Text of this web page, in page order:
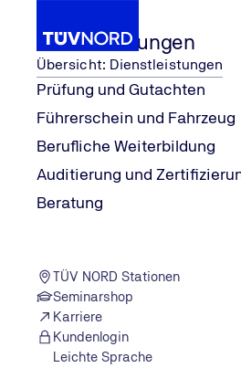
Dienstleistungen
Übersicht: Dienstleistungen
Prüfung und Gutachten
Führerschein und Fahrzeug
Berufliche Weiterbildung
Auditierung und
Beratung
TÜV NORD Stationen
Seminarshop
Karriere
Kundenlogin
Leichte Sprache
Home